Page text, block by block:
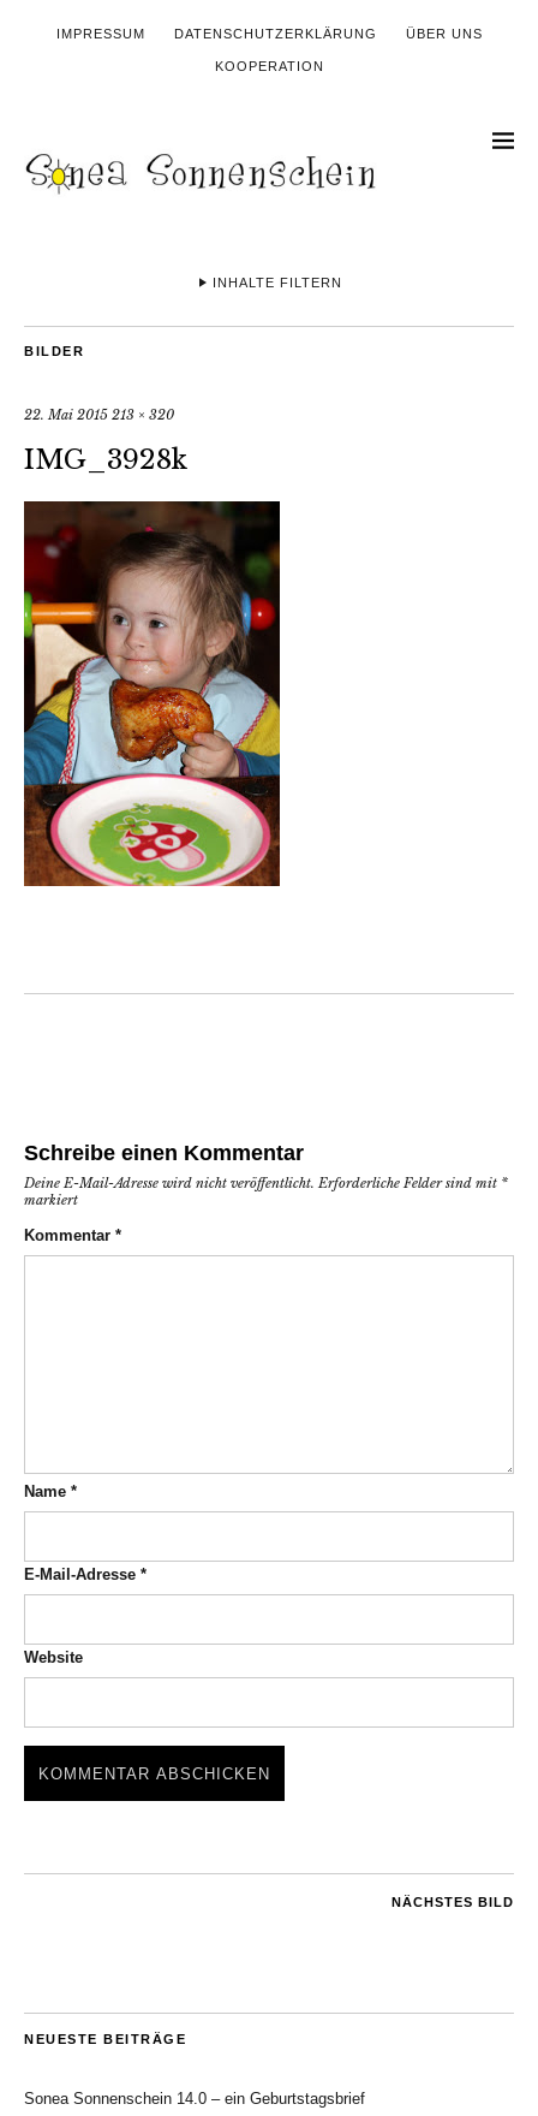
IMPRESSUM DATENSCHUTZERKLÄRUNG ÜBER UNS
KOOPERATION
INHALTE FILTERN
BILDER
22. Mai 2015 213 × 320
IMG_3928k
Schreibe einen Kommentar
Deine E-Mail-Adresse wird nicht veröffentlicht. Erforderliche Felder sind mit *
markiert
Kommentar *
Name *
E-Mail-Adresse *
Website
NÄCHSTES BILD
NEUESTE BEITRÄGE
Sonea Sonnenschein 14.0 – ein Geburtstagsbrief